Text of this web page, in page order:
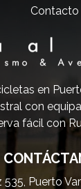
Contacto
en
con
fácil con
Puerto